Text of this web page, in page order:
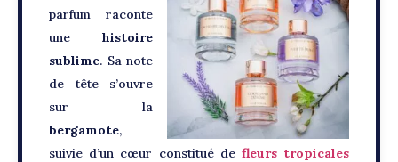
parfum raconte
une histoire
sublime. Sa note
de tête s’ouvre
sur la
bergamote,
suivie d’un cœur constitué de fleurs tropicales